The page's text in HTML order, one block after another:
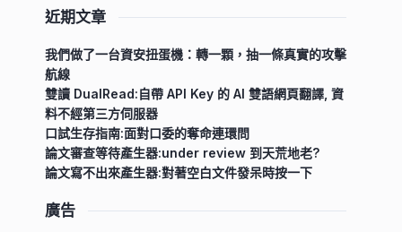
近期文章
我們做了一台資安扭蛋機：轉一顆，抽一條真實的攻擊
航線
雙讀 DualRead:自帶 API Key 的 AI 雙語網頁翻譯, 資
料不經第三方伺服器
口試生存指南:面對口委的奪命連環問
論文審查等待產生器:under review 到天荒地老?
論文寫不出來產生器:對著空白文件發呆時按一下
廣告